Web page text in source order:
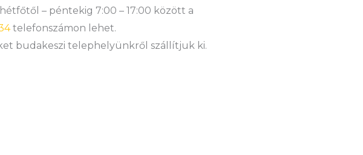
– péntekig 7:00 – 17:00 között a
telefonszámon lehet.
budakeszi telephelyünkről szállítjuk ki.